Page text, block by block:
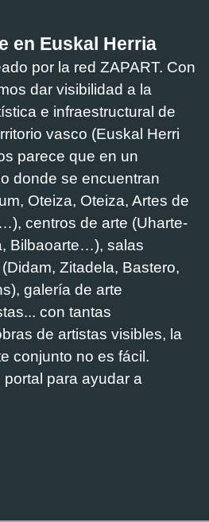
en Euskal Herria
por la red ZAPART. Con
dar visibilidad a la
e infraestructural de
vasco (Euskal Herri
parece que en un
donde se encuentran
Oteiza, Oteiza, Artes de
centros de arte (Uharte-
Bilbaoarte…), salas
Zitadela, Bastero,
galería de arte
con tantas
de artistas visibles, la
conjunto no es fácil.
para ayudar a